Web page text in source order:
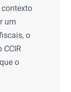
um
o
CCIR
o